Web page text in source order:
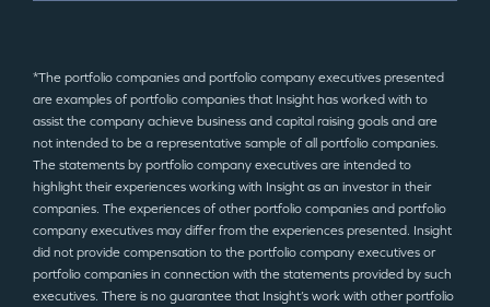
*The portfolio companies and portfolio company executives presented
are examples of portfolio companies that Insight has worked with to
assist the company achieve business and capital raising goals and are
not intended to be a representative sample of all portfolio companies.
The statements by portfolio company executives are intended to
highlight their experiences working with Insight as an investor in their
companies. The experiences of other portfolio companies and portfolio
company executives may differ from the experiences presented. Insight
did not provide compensation to the portfolio company executives or
portfolio companies in connection with the statements provided by such
executives. There is no guarantee that Insight’s work with other portfolio